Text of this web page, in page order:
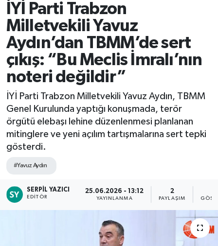
İYİ Parti Trabzon
Milletvekili Yavuz
Aydın’dan TBMM’de sert
çıkış: “Bu Meclis İmralı’nın
noteri değildir”
İYİ Parti Trabzon Milletvekili Yavuz Aydın, TBMM
Genel Kurulunda yaptığı konuşmada, terör
örgütü elebaşı lehine düzenlenmesi planlanan
mitinglere ve yeni açılım tartışmalarına sert tepki
gösterdi.
#Yavuz Aydın
SERPIL YAZICI
EDITÖR
25.06.2026 - 13:12
YAYINLANMA
2
PAYLAŞIM
Süper Lig Puan Durumu ve Fikstür
Tüm Manşetler
Son Dakika Haberleri